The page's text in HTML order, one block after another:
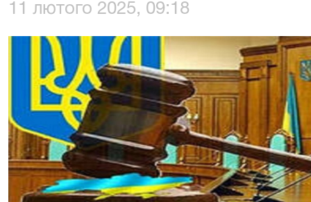
11 лютого 2025, 09:18